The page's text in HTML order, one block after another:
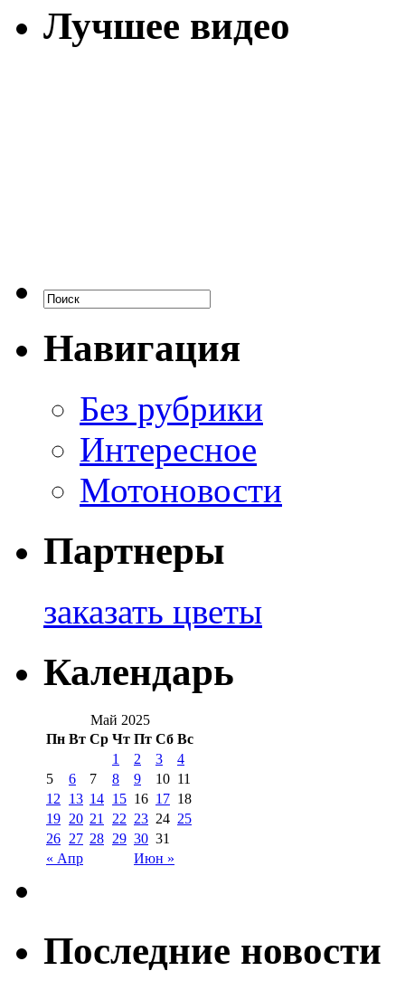
Лучшее видео
Навигация
Без рубрики
Интересное
Мотоновости
Партнеры
заказать цветы
Календарь
Май 2025
Пн Вт Ср Чт Пт Сб Вс
« Апр Июн »
1 2 3
4
5
6 7 8 9 10 11
12
13 14 15 16 17 18
19 20 21 22 23 24 25
26 27 28 29 30 31
Последние новости